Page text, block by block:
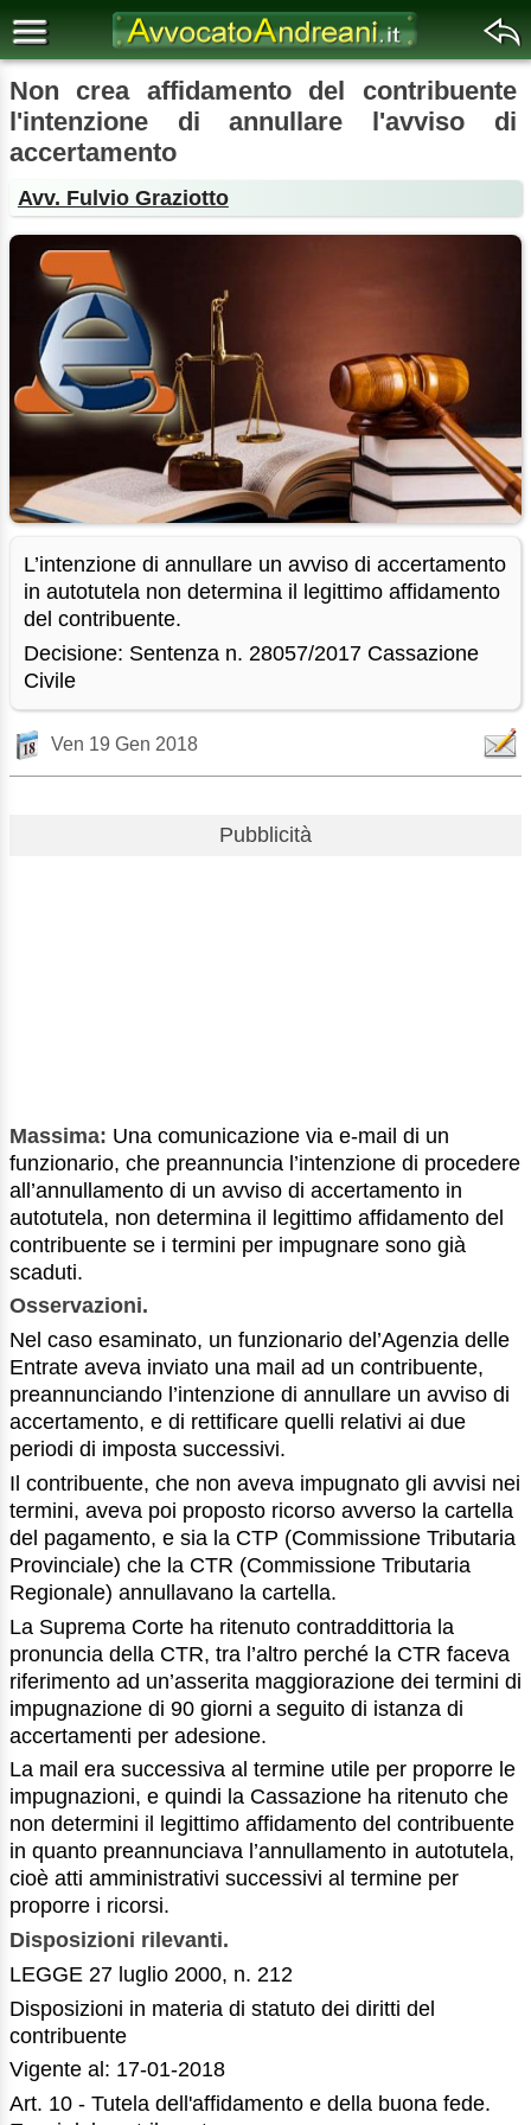
Non crea affidamento del contribuente
l'intenzione di annullare l'avviso di
accertamento
Avv. Fulvio Graziotto
L’intenzione di annullare un avviso di accertamento
in autotutela non determina il legittimo affidamento
del contribuente.
Decisione: Sentenza n. 28057/2017 Cassazione
Civile
Ven 19 Gen 2018
Pubblicità
Massima: Una comunicazione via e-mail di un
funzionario, che preannuncia l’intenzione di procedere
all’annullamento di un avviso di accertamento in
autotutela, non determina il legittimo affidamento del
contribuente se i termini per impugnare sono già
scaduti.
Osservazioni.
Nel caso esaminato, un funzionario del’Agenzia delle
Entrate aveva inviato una mail ad un contribuente,
preannunciando l’intenzione di annullare un avviso di
accertamento, e di rettificare quelli relativi ai due
periodi di imposta successivi.
Il contribuente, che non aveva impugnato gli avvisi nei
termini, aveva poi proposto ricorso avverso la cartella
del pagamento, e sia la CTP (Commissione Tributaria
Provinciale) che la CTR (Commissione Tributaria
Regionale) annullavano la cartella.
La Suprema Corte ha ritenuto contraddittoria la
pronuncia della CTR, tra l’altro perché la CTR faceva
riferimento ad un’asserita maggiorazione dei termini di
impugnazione di 90 giorni a seguito di istanza di
accertamenti per adesione.
La mail era successiva al termine utile per proporre le
impugnazioni, e quindi la Cassazione ha ritenuto che
non determini il legittimo affidamento del contribuente
in quanto preannunciava l’annullamento in autotutela,
cioè atti amministrativi successivi al termine per
proporre i ricorsi.
Disposizioni rilevanti.
LEGGE 27 luglio 2000, n. 212
Disposizioni in materia di statuto dei diritti del
contribuente
Vigente al: 17-01-2018
Art. 10 - Tutela dell'affidamento e della buona fede.